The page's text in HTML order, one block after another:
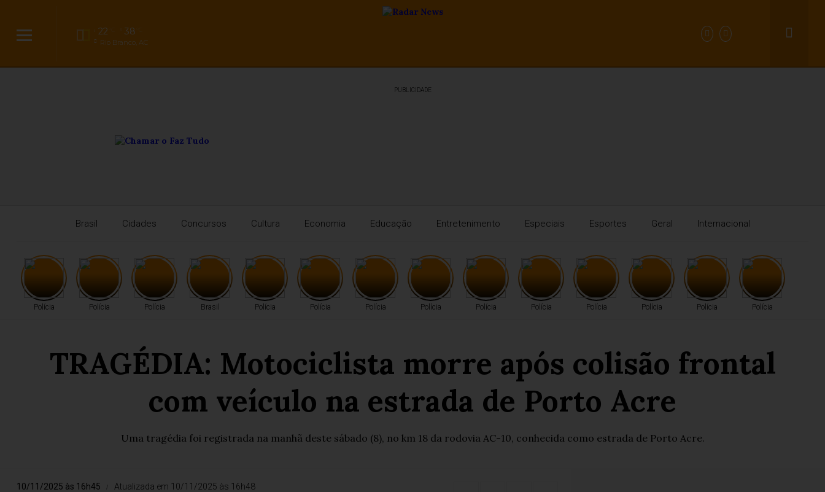
22 38
Rio Branco, AC
PUBLICIDADE
Brasil Cidades Concursos Cultura Economia Educação Entretenimento Especiais Esportes Geral Internacional
Polícia Polícia Polícia Brasil Polícia Polícia Polícia Polícia Polícia Polícia Polícia Polícia Polícia Polícia
TRAGÉDIA: Motociclista morre após colisão frontal
com veículo na estrada de Porto Acre
Uma tragédia foi registrada na manhã deste sábado (8), no km 18 da rodovia AC-10, conhecida como estrada de Porto Acre.
10/11/2025 às 16h45
Atualizada em 10/11/2025 às 16h48